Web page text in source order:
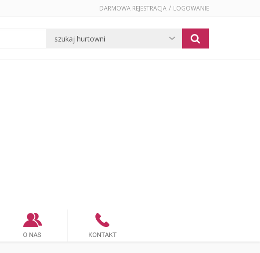
DARMOWA REJESTRACJA / LOGOWANIE
O NAS KONTAKT